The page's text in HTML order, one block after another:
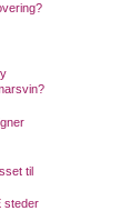
til
steder